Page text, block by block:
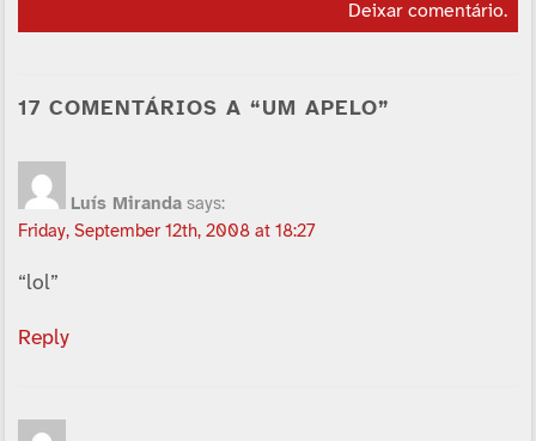
Deixar comentário.
17 COMENTÁRIOS A “UM APELO”
Luí­s Miranda says:
Friday, September 12th, 2008 at 18:27
“lol”
Reply